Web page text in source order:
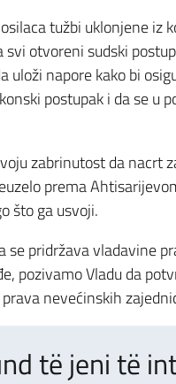
tužbi uklonjene iz
svi otvoreni sudski
uloži napore kako bi
postupak i da se u
zabrinutost da nacrt
prema
što ga usvoji.
se pridržava vladavine
pozivamo Vladu da
nevećinskih
të jeni të